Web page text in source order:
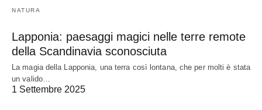
NATURA
Lapponia: paesaggi magici nelle terre remote
della Scandinavia sconosciuta
La magia della Lapponia, una terra così lontana, che per molti è stata
un valido…
1 Settembre 2025